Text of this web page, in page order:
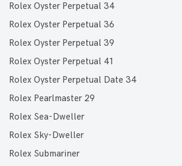
Rolex Oyster Perpetual 34
Rolex Oyster Perpetual 36
Rolex Oyster Perpetual 39
Rolex Oyster Perpetual 41
Rolex Oyster Perpetual Date 34
Rolex Pearlmaster 29
Rolex Sea-Dweller
Rolex Sky-Dweller
Rolex Submariner